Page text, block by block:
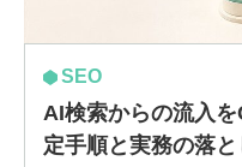
SEO
AI検索からの流入
定手順と実務の落と